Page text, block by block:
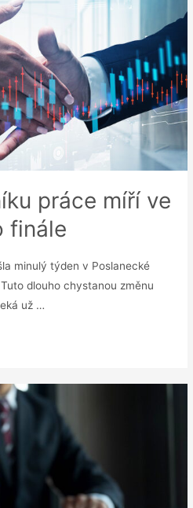
práce míří ve
finále
minulý týden v Poslanecké
dlouho chystanou změnu
už …